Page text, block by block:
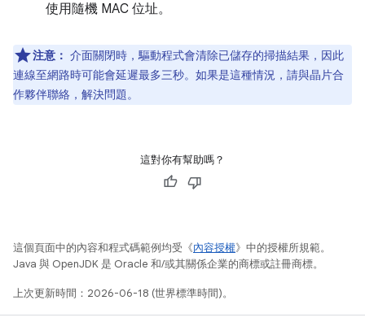
使用隨機 MAC 位址。
注意： 介面關閉時，驅動程式會清除已儲存的掃描結果，因此
連線至網路時可能會延遲最多三秒。如果是這種情況，請與晶片合
作夥伴聯絡，解決問題。
這對你有幫助嗎？
這個頁面中的內容和程式碼範例均受《內容授權》中的授權所規範。
Java 與 OpenJDK 是 Oracle 和/或其關係企業的商標或註冊商標。
上次更新時間：2026-06-18 (世界標準時間)。